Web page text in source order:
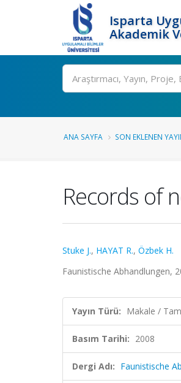
Isparta
Akademik
Ara
ANA SAYFA SON EKLENEN
Records of
Stuke J., HAYAT R., Özbek H.
Faunistische Abhandlungen,
Yayın Türü: Makale /
Basım Tarihi: 2008
Dergi Adı: Faunistische